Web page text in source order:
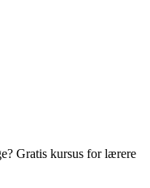
Gratis kursus for lærere